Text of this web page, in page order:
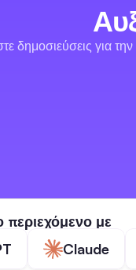
περιεχόμενο με
Claude
δημοσιεύσεις για